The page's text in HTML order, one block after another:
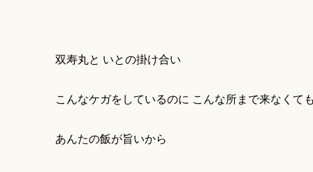
双寿丸と いとの掛け合い
こんなケガをしているのに こんな所まで来なくて
あんたの飯が旨いから